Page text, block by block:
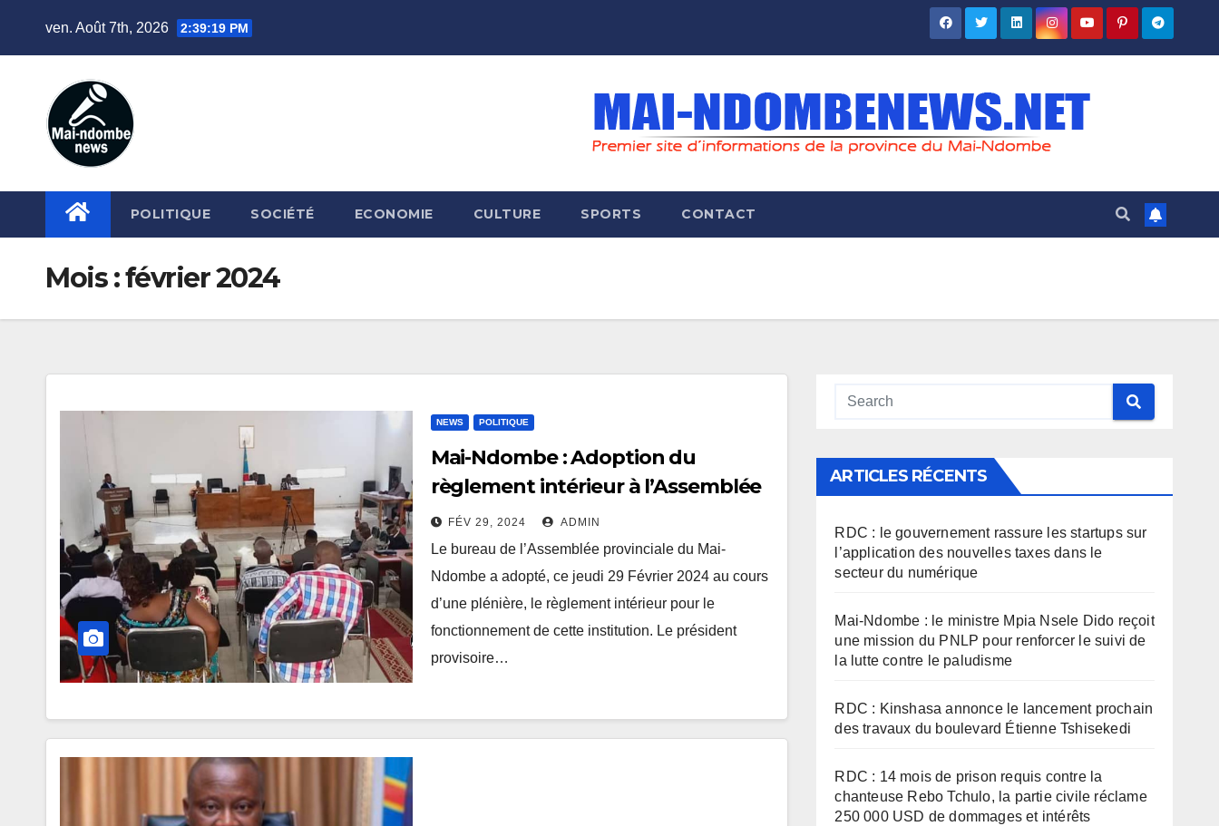
ven. Août 7th, 2026 2:39:21 PM
POLITIQUE SOCIÉTÉ ECONOMIE CULTURE SPORTS CONTACT
Mois :février 2024
NEWS POLITIQUE
Mai-Ndombe : Adoption du
règlement intérieur à l’Assemblée
provinciale
FÉV 29, 2024 ADMIN
Le bureau de l’Assemblée provinciale du Mai-
Ndombe a adopté, ce jeudi 29 Février 2024 au cours
d’une plénière, le règlement intérieur pour le
fonctionnement de cette institution. Le président
provisoire…
ARTICLES RÉCENTS
RDC : le gouvernement rassure les startups sur
l’application des nouvelles taxes dans le
secteur du numérique
Mai-Ndombe : le ministre Mpia Nsele Dido reçoit
une mission du PNLP pour renforcer le suivi de
la lutte contre le paludisme
RDC : Kinshasa annonce le lancement prochain
des travaux du boulevard Étienne Tshisekedi
RDC : 14 mois de prison requis contre la
chanteuse Rebo Tchulo, la partie civile réclame
250 000 USD de dommages et intérêts